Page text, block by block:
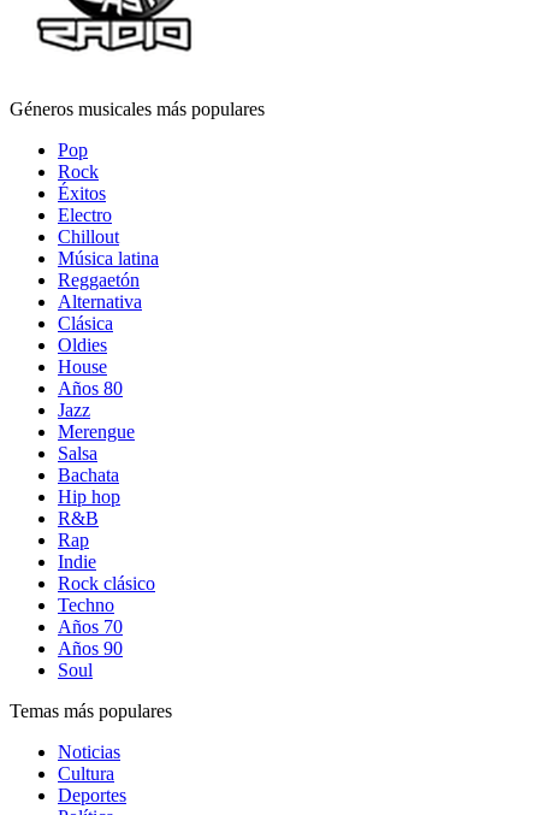
Géneros musicales más populares
Pop
Rock
Éxitos
Electro
Chillout
Música latina
Reggaetón
Alternativa
Clásica
Oldies
House
Años 80
Jazz
Merengue
Salsa
Bachata
Hip hop
R&B
Rap
Indie
Rock clásico
Techno
Años 70
Años 90
Soul
Temas más populares
Noticias
Cultura
Deportes